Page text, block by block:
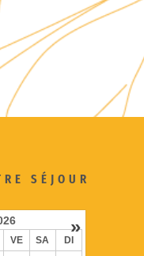
SÉJOUR
»
VE SA DI